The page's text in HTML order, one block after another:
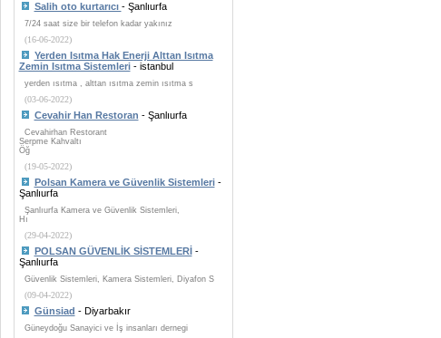
Salih oto kurtarıcı - Şanlıurfa
7/24 saat size bir telefon kadar yakınız
(16-06-2022)
Yerden Isıtma Hak Enerji Alttan Isıtma
Zemin Isıtma Sistemleri- istanbul
yerden ısıtma , alttan ısıtma zemin ısıtma s
(03-06-2022)
Cevahir Han Restoran - Şanlıurfa
Cevahirhan Restorant
Serpme Kahvaltı
Öğ
(19-05-2022)
Polsan Kamera ve Güvenlik Sistemleri-
Şanlıurfa
Şanlıurfa Kamera ve Güvenlik Sistemleri,
Hı
(29-04-2022)
POLSAN GÜVENLİK SİSTEMLERİ-
Şanlıurfa
Güvenlik Sistemleri, Kamera Sistemleri, Diyafon S
(09-04-2022)
Günsiad - Diyarbakır
Güneydoğu Sanayici ve İş insanları dernegi